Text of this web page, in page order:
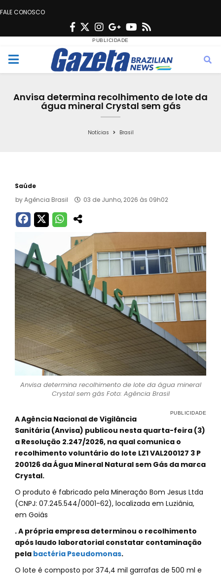
FALE CONOSCO
F
c
e
o
T
w
i
t
e
n
s
t
g
r
a
G
o
o
g
e
Y
u
t
b
s
M
Anvisa determina recolhimento de lote da
água mineral Crystal sem gás
Notícias Brasil
Saúde
byAgência Brasil 03 de Junho, 2026 às 09h02
Anvisa determina recolhimento de lote da água mineral
Crystal sem gás Foto: Agência Brasil
A Agência Nacional de Vigilância
Sanitária (Anvisa) publicou nesta quarta-feira (3)
a Resolução 2.247/2026, na qual comunica o
recolhimento voluntário do lote LZ1 VAL200127 3 P
200126 da Água Mineral Natural sem Gás da marca
Crystal.
O produto é fabricado pela Mineração Bom Jesus Ltda
(CNPJ: 07.245.544/0001-62), localizada em Luziânia,
em Goiás
. A própria empresa determinou o recolhimento
após laudo laboratorial constatar contaminação
pela bactéria Pseudomonas.
O lote é composto por 374,4 mil garrafas de 500 ml e